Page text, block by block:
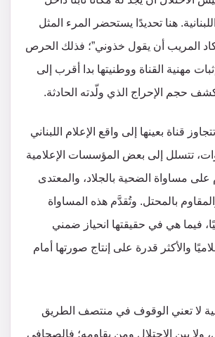
هنا تحديدًا يستحضر المرء المثل
المريب أن يقول خذوني”؛ فذلك الحرص
مهنية القناة ووطنيتها بدا أقرب إلى
حجم الإحراج الذي ولّدته الحادثة.
قناة بعينها إلى واقع الإعلام اللبناني
تتسلل إلى بعض المؤسسات الإعلامية
على مساواة الضحية بالجلاد، والمعتدى
بالمحتل. وتُقدَّم هذه المساواة
فيما هي في حقيقتها انحياز ضمني
والأكثر قدرة على إنتاج صورتها أمام
لا تعني الوقوف في منتصف الطريق
ولا بين الاحتلال ومن يقاومه؛ فالصحافي